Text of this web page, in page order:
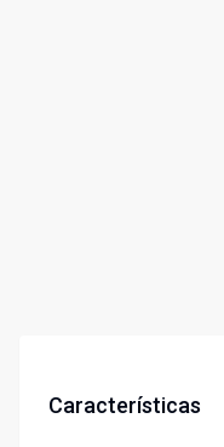
Características